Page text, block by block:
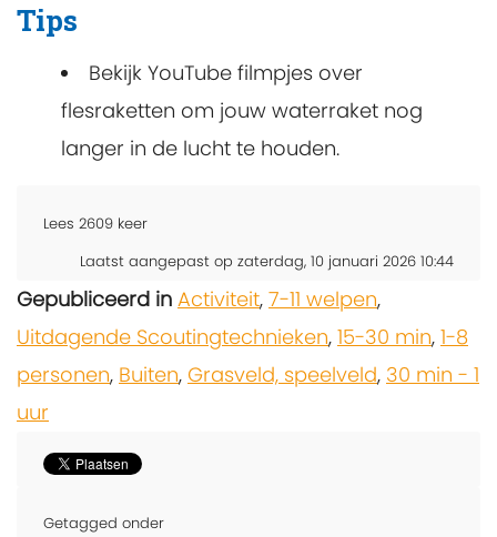
Tips
Bekijk YouTube filmpjes over
flesraketten om jouw waterraket nog
langer in de lucht te houden.
Lees 2609 keer
Laatst aangepast op zaterdag, 10 januari 2026 10:44
Gepubliceerd in Activiteit, 7-11 welpen,
Uitdagende Scoutingtechnieken, 15-30 min, 1-8
personen, Buiten, Grasveld, speelveld, 30 min - 1
uur
Getagged onder